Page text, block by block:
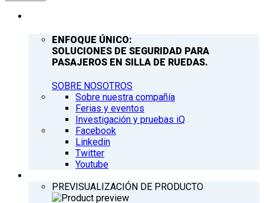
ENFOQUE ÚNICO:
SOLUCIONES DE SEGURIDAD PARA
PASAJEROS EN SILLA DE RUEDAS.
SOBRE NOSOTROS
Sobre nuestra compañía
Ferias y eventos
Investigación y pruebas iQ
Facebook
Linkedin
Twitter
Youtube
PREVISUALIZACIÓN DE PRODUCTO